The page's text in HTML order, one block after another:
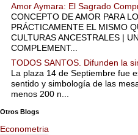
Amor Aymara: El Sagrado
CONCEPTO DE AMOR PARA
PRÁCTICAMENTE EL MISMO
CULTURAS ANCESTRALES |
COMPLEMENT...
TODOS SANTOS. Difunden la
La plaza 14 de Septiembre fue
sentido y simbología de las
menos 200 n...
Otros Blogs
Econometria